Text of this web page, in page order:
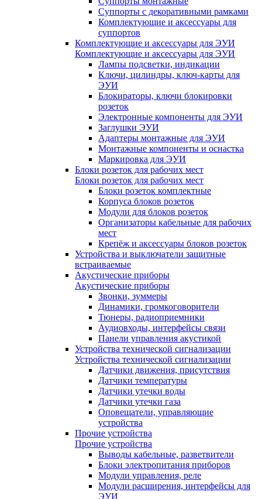
Суппорты с декоративными рамками
Комплектующие и аксессуары для
суппортов
Комплектующие и аксессуары для ЭУИ
Комплектующие и аксессуары для ЭУИ
Лампы подсветки, индикации
Ключи, цилиндры, ключ-карты для
ЭУИ
Блокираторы, ключи блокировки
розеток
Электронные компоненты для ЭУИ
Заглушки ЭУИ
Адаптеры монтажные для ЭУИ
Монтажные компоненты и оснастка
Маркировка для ЭУИ
Блоки розеток для рабочих мест
Блоки розеток для рабочих мест
Блоки розеток комплектные
Корпуса блоков розеток
Модули для блоков розеток
Организаторы кабельные для рабочих
мест
Крепёж и аксессуары блоков розеток
Устройства и выключатели защитные
встраиваемые
Акустические приборы
Акустические приборы
Звонки, зуммеры
Динамики, громкоговорители
Тюнеры, радиоприемники
Аудиовходы, интерфейсы связи
Панели управления акустикой
Устройства технической сигнализации
Устройства технической сигнализации
Датчики движения, присутствия
Датчики температуры
Датчики утечки воды
Датчики утечки газа
Оповещатели, управляющие
устройства
Прочие устройства
Прочие устройства
Выводы кабельные, разветвители
Блоки электропитания приборов
Модули управления, реле
Модули расширения, интерфейсы для
ЭУИ